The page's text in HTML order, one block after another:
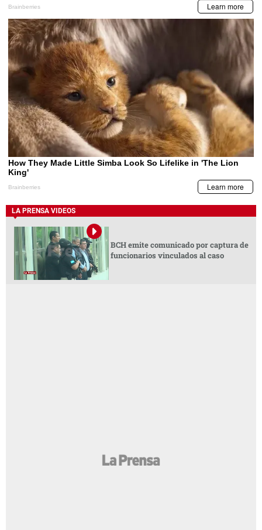
LA PRENSA VIDEOS
BCH emite comunicado por captura de
funcionarios vinculados al caso